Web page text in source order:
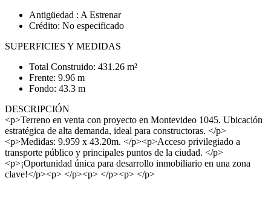
Antigüedad : A Estrenar
Crédito: No especificado
SUPERFICIES Y MEDIDAS
Total Construido: 431.26 m²
Frente: 9.96 m
Fondo: 43.3 m
DESCRIPCIÓN
<p>Terreno en venta con proyecto en Montevideo 1045. Ubicación
estratégica de alta demanda, ideal para constructoras. </p>
<p>Medidas: 9.959 x 43.20m. </p><p>Acceso privilegiado a
transporte público y principales puntos de la ciudad. </p>
<p>¡Oportunidad única para desarrollo inmobiliario en una zona
clave!</p><p> </p><p> </p><p> </p>